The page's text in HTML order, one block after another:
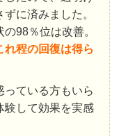
に済みました。
98％位は改善。
れ程の回復は得ら
ている方もいら
験して効果を実感